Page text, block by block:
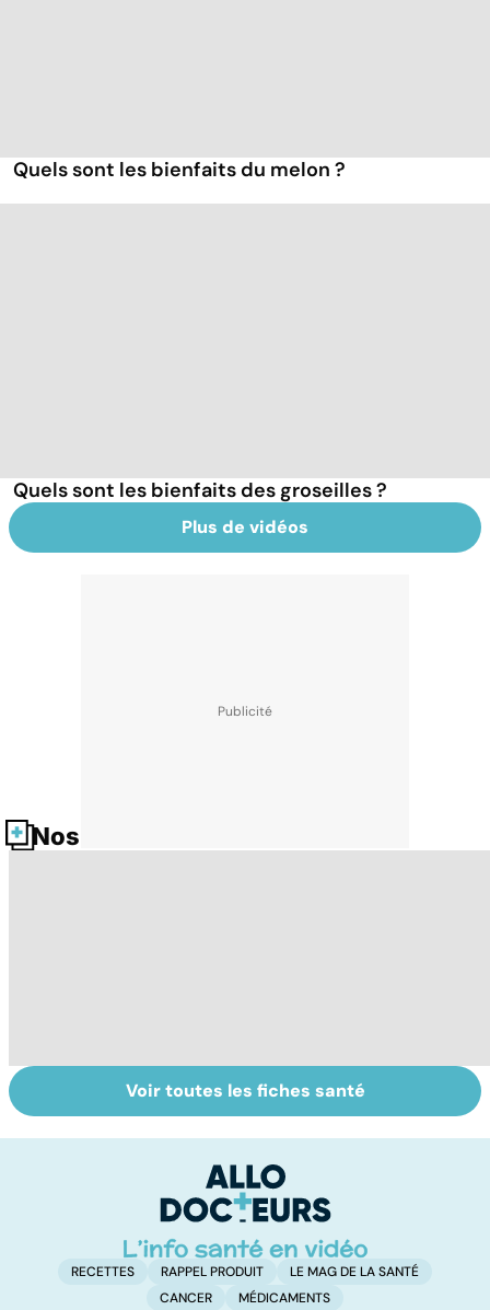
Quels sont les bienfaits du melon ?
Quels sont les bienfaits des groseilles ?
Plus de vidéos
Nos fiches santé
Narcolepsie : des
crises de
Bien dormir,
mais... sans
Voir toutes les fiches santé
RECETTES RAPPEL PRODUIT
LE MAG DE LA SANTÉ
CANCER
MÉDICAMENTS